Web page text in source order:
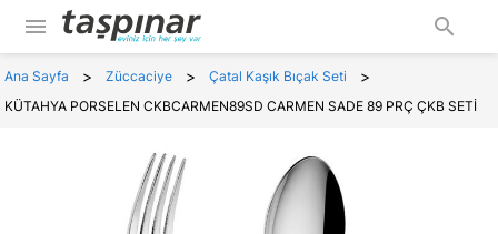
menu search
Ana Sayfa > Züccaciye > Çatal Kaşık Bıçak Seti >
KÜTAHYA PORSELEN CKBCARMEN89SD CARMEN SADE 89 PRÇ ÇKB SETİ